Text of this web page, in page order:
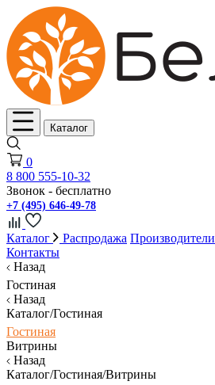
Каталог
0
8 800 555-10-32
Звонок - бесплатно
+7 (495) 646-49-78
Каталог Распродажа Производители
Контакты
Назад
Гостиная
Назад
Каталог/Гостиная
Гостиная
Витрины
Назад
Каталог/Гостиная/Витрины